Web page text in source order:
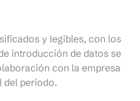
y legibles, con los
introducción de datos se
con la empresa
del periodo.